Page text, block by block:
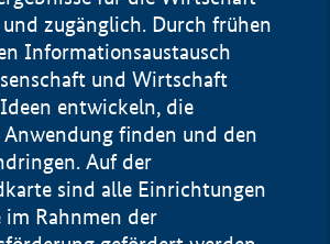
zugänglich. Durch frühen
Informationsaustausch
und Wirtschaft
entwickeln, die
finden und den
Auf der
sind alle Einrichtungen
Rahnmen der